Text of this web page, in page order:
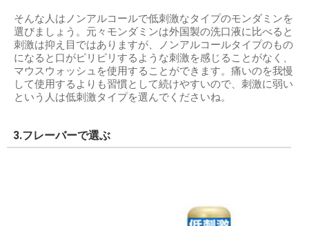
そんな人はノンアルコールで低刺激なタイプのモンダミンを
選びましょう。元々モンダミンは外国製の洗口液に比べると
刺激は抑え目ではありますが、ノンアルコールタイプのもの
になると口がピリピリするような刺激を感じることがなく、
マウスウォッシュを使用することができます。痛いのを我慢
して使用するよりも習慣として続けやすいので、刺激に弱い
という人は低刺激タイプを選んでくださいね。
3.フレーバーで選ぶ